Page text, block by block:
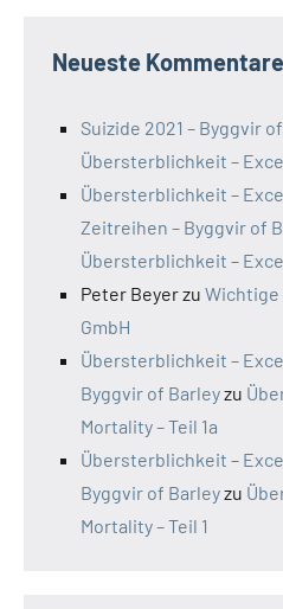
Neueste Kommentare
Suizide 2021 – Byggvir
Übersterblichkeit –
Übersterblichkeit –
Zeitreihen – Byggvir of
Übersterblichkeit –
Peter Beyerzu Wichtige
GmbH
Übersterblichkeit –
Byggvir of Barleyzu
Mortality – Teil 1a
Übersterblichkeit –
Byggvir of Barleyzu
Mortality – Teil 1